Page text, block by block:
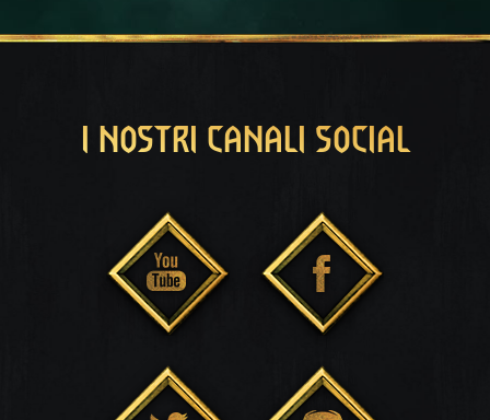
I NOSTRI CANALI SOCIAL